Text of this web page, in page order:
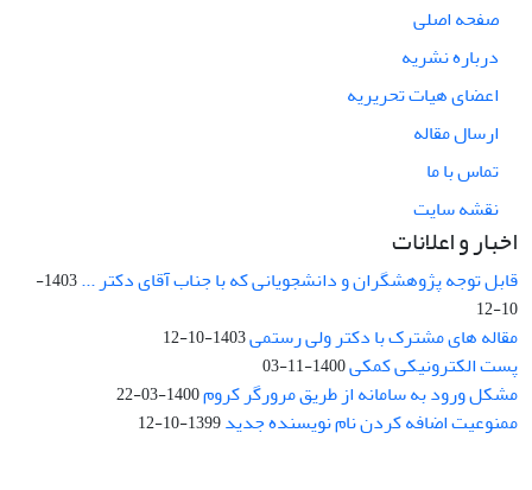
صفحه اصلی
درباره نشریه
اعضای هیات تحریریه
ارسال مقاله
تماس با ما
نقشه سایت
اخبار و اعلانات
قابل توجه پژوهشگران و دانشجویانی که با جناب آقای دکتر ...
1403-
10-12
مقاله های مشترک با دکتر ولی رستمی1403-10-12
پست الکترونیکی کمکی1400-11-03
مشکل ورود به سامانه از طریق مرورگر کروم1400-03-22
ممنوعیت اضافه کردن نام نویسنده جدید1399-10-12